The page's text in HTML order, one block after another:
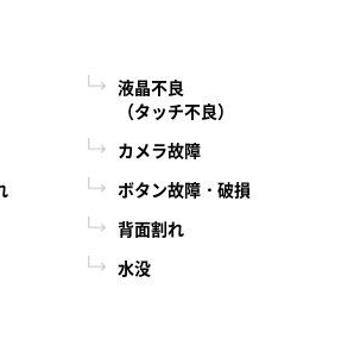
カード番号などの支払に関する
用する目的
便にデータを入力できるようにす
に登録されている情報を入力画
り、ユーザーのご指示に基づい
スなど（提携先が提供するものも
転送したりする目的
滞したり第三者に損害を発生さ
、不正・不当な目的でサービス
ームページでも確認することが
、条件により実際の料金が異な
すので、本サービスをご依頼の
各店舗へお問い合わせください。
取扱い
する交換部品は、互換製品とな
スの提供による部品交換の際に
依頼品の部品をリサイクルや分析
社の任意の判断で回収させてい
ります。 回収した部品は当社の所
液晶不良
（タッチ不良）
カメラ故障
ボタン故障・破損
背面割れ
水没